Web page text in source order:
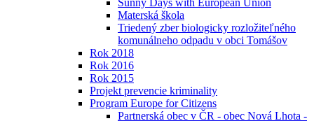
Sunny Days with European Union
Materská škola
Triedený zber biologicky rozložiteľného
komunálneho odpadu v obci Tomášov
Rok 2018
Rok 2016
Rok 2015
Projekt prevencie kriminality
Program Europe for Citizens
Partnerská obec v ČR - obec Nová Lhota -